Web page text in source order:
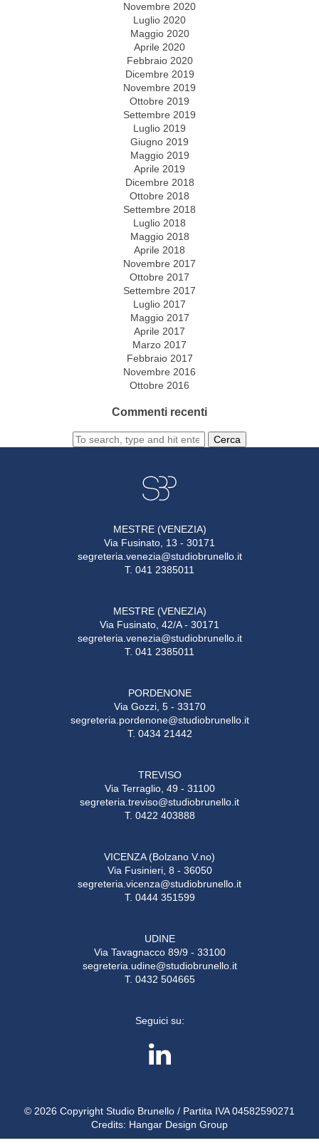
Novembre 2020
Luglio 2020
Maggio 2020
Aprile 2020
Febbraio 2020
Dicembre 2019
Novembre 2019
Ottobre 2019
Settembre 2019
Luglio 2019
Giugno 2019
Maggio 2019
Aprile 2019
Dicembre 2018
Ottobre 2018
Settembre 2018
Luglio 2018
Maggio 2018
Aprile 2018
Novembre 2017
Ottobre 2017
Settembre 2017
Luglio 2017
Maggio 2017
Aprile 2017
Marzo 2017
Febbraio 2017
Novembre 2016
Ottobre 2016
Commenti recenti
Cerca
MESTRE (VENEZIA)
Via Fusinato, 13 - 30171
segreteria.venezia@studiobrunello.it
T. 041 2385011
MESTRE (VENEZIA)
Via Fusinato, 42/A - 30171
segreteria.venezia@studiobrunello.it
T. 041 2385011
PORDENONE
Via Gozzi, 5 - 33170
segreteria.pordenone@studiobrunello.it
T. 0434 21442
TREVISO
Via Terraglio, 49 - 31100
segreteria.treviso@studiobrunello.it
T. 0422 403888
VICENZA (Bolzano V.no)
Via Fusinieri, 8 - 36050
segreteria.vicenza@studiobrunello.it
T. 0444 351599
UDINE
Via Tavagnacco 89/9 - 33100
segreteria.udine@studiobrunello.it
T. 0432 504665
Seguici su:
© 2026 Copyright Studio Brunello / Partita IVA 04582590271
Credits: Hangar Design Group